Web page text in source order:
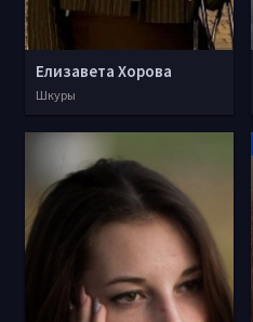
Елизавета Хорова
Шкуры